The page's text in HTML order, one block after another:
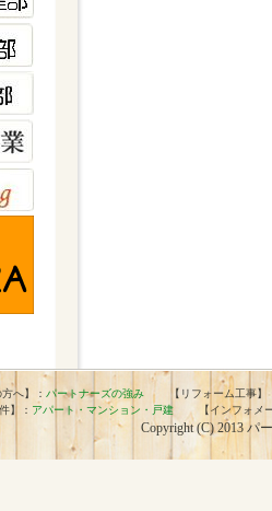
へ】： パートナーズの強み【リフォーム工事】
】： アパート・マンション・戸建【インフォメー
Copyright (C) 2013 パ